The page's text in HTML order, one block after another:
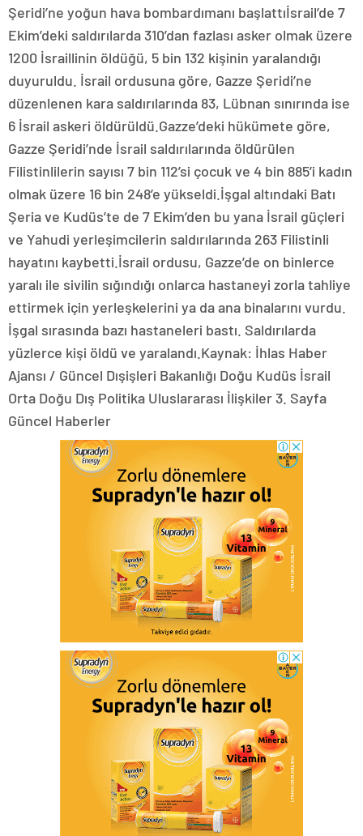
Şeridi’ne yoğun hava bombardımanı başlattıİsrail’de 7
Ekim’deki saldırılarda 310’dan fazlası asker olmak üzere
1200 İsraillinin öldüğü, 5 bin 132 kişinin yaralandığı
duyuruldu. İsrail ordusuna göre, Gazze Şeridi’ne
düzenlenen kara saldırılarında 83, Lübnan sınırında ise
6 İsrail askeri öldürüldü.Gazze’deki hükümete göre,
Gazze Şeridi’nde İsrail saldırılarında öldürülen
Filistinlilerin sayısı 7 bin 112’si çocuk ve 4 bin 885’i kadın
olmak üzere 16 bin 248’e yükseldi.İşgal altındaki Batı
Şeria ve Kudüs’te de 7 Ekim’den bu yana İsrail güçleri
ve Yahudi yerleşimcilerin saldırılarında 263 Filistinli
hayatını kaybetti.İsrail ordusu, Gazze’de on binlerce
yaralı ile sivilin sığındığı onlarca hastaneyi zorla tahliye
ettirmek için yerleşkelerini ya da ana binalarını vurdu.
İşgal sırasında bazı hastaneleri bastı. Saldırılarda
yüzlerce kişi öldü ve yaralandı.Kaynak: İhlas Haber
Ajansı / Güncel Dışişleri Bakanlığı Doğu Kudüs İsrail
Orta Doğu Dış Politika Uluslararası İlişkiler 3. Sayfa
Güncel Haberler